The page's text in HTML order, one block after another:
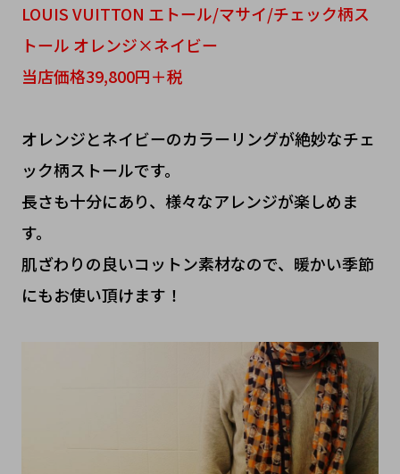
LOUIS VUITTON エトール/マサイ/チェック柄ス
トール オレンジ×ネイビー
当店価格39,800円＋税
オレンジとネイビーのカラーリングが絶妙なチェ
ック柄ストールです。
長さも十分にあり、様々なアレンジが楽しめま
す。
肌ざわりの良いコットン素材なので、暖かい季節
にもお使い頂けます！